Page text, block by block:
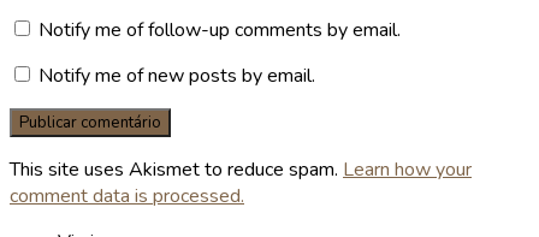
Notify me of follow-up comments by email.
Notify me of new posts by email.
This site uses Akismet to reduce spam. Learn how your
comment data is processed.